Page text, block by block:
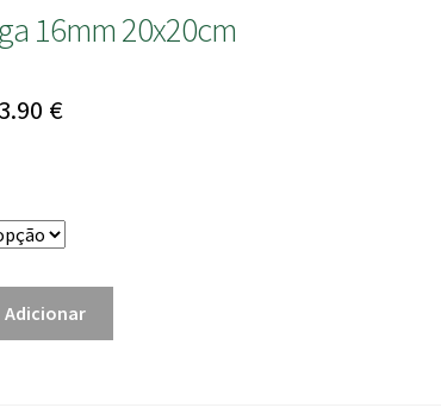
16mm 20x20cm
€Price
23.90 €
Adicionar